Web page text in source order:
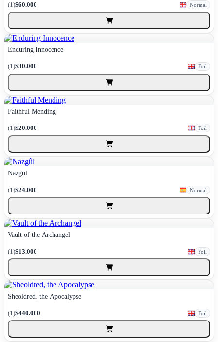
(1)$60.000 Normal
Enduring Innocence
(1)$30.000 Foil
Faithful Mending
(1)$20.000 Foil
Nazgûl
(1)$24.000 Normal
Vault of the Archangel
(1)$13.000 Foil
Sheoldred, the Apocalypse
(1)$440.000 Foil